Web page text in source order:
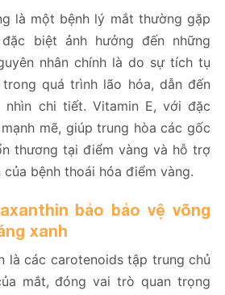
là một bệnh lý mắt thường gặp
biệt ảnh hưởng đến những
nhân chính là do sự tích tụ
quá trình lão hóa, dẫn đến
nhìn chi tiết. Vitamin E, với đặc
mẽ, giúp trung hòa các gốc
thương tại điểm vàng và hỗ trợ
bệnh thoái hóa điểm vàng.
bảo bảo vệ võng
xanh
là các carotenoids tập trung chủ
mắt, đóng vai trò quan trọng